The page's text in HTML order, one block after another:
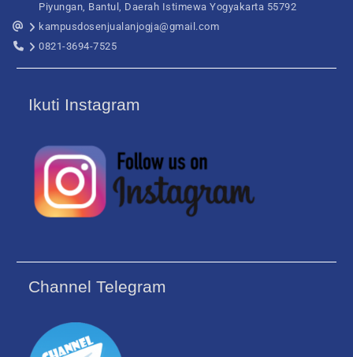
Piyungan, Bantul, Daerah Istimewa Yogyakarta 55792
kampusdosenjualanjogja@gmail.com
0821-3694-7525
Ikuti Instagram
Channel Telegram